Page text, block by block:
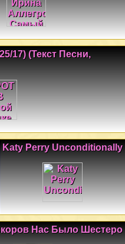
17) (Текст Песни,
Katy Perry Unconditionally
Нас Было Шестеро